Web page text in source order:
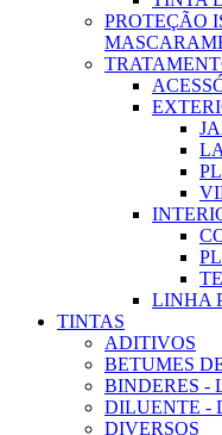
PROTEÇÃO
LINHA
TINTAS
ADITIVOS
BETUMES
BINDERES -
DILUENTE -
DIVERSOS